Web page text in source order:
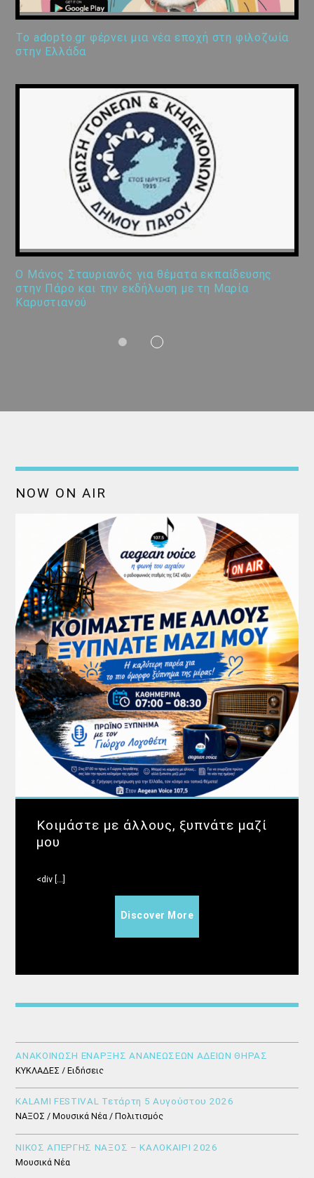
Το adopto.gr φέρνει μια νέα εποχή στη φιλοζωία
στην Ελλάδα
Ο Μάνος Σταυριανός για θέματα εκπαίδευσης
στην Πάρο και την εκδήλωση με τη Μαρία
Καρυστιανού
NOW ON AIR
Κοιμάστε με άλλους, ξυπνάτε μαζί
μου
<div [...]
Discover More
ΑΝΑΚΟΙΝΩΣΗ ΕΝΑΡΞΗΣ ΑΝΑΝΕΩΣΕΩΝ ΑΔΕΙΩΝ ΘΗΡΑΣ
ΚΥΚΛΑΔΕΣ / Ειδήσεις
KALAMI FESTIVAL Τετάρτη 5 Αυγούστου 2026
ΝΑΞΟΣ / Μουσικά Νέα / Πολιτισμός
ΝΙΚΟΣ ΑΠΕΡΓΗΣ ΝΑΞΟΣ – ΚΑΛΟΚΑΙΡΙ 2026
Μουσικά Νέα